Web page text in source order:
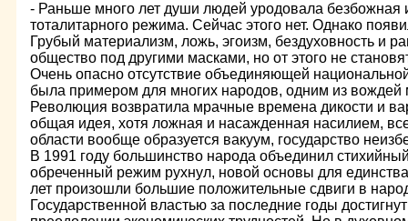
- Раньше много лет души людей уродовала безбожная
тоталитарного режима. Сейчас этого нет. Однако
Грубый материализм, ложь, эгоизм, бездуховность и
общество под другими масками, но от этого не
Очень опасно отсутствие объединяющей
была примером для многих народов, одним из вождей
Революция возвратила мрачные времена дикости и
общая идея, хотя ложная и насажденная насилием,
области вообще образуется вакуум, государство
В 1991 году большинство народа объединил
обреченный режим рухнул, новой основы для
лет произошли большие положительные сдвиги в
Государственной властью за последние годы